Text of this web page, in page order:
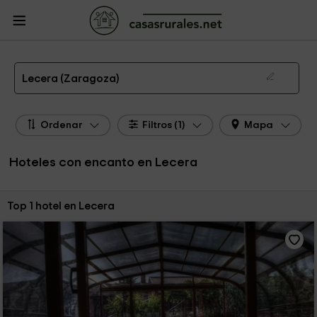
Casas Rurales
Aragón
Hoteles con encanto Zaragoza
Hoteles con encanto Lecera
Hotel con Encanto en Lecera
Lecera (Zaragoza)
Ordenar Filtros (1) Mapa
Hoteles con encanto en Lecera
Ordenar por:
Top 1 hotel en Lecera